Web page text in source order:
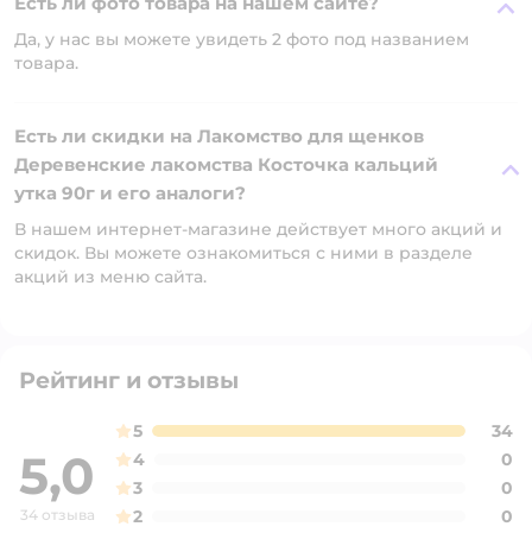
Да, у нас вы можете увидеть 2 фото под названием
товара.
Есть ли скидки на Лакомство для щенков
Деревенские лакомства Косточка кальций
утка 90г и его аналоги?
В нашем интернет-магазине действует много акций и
скидок. Вы можете ознакомиться с ними в разделе
акций из меню сайта.
Рейтинг и отзывы
5,0
34 отзыва
5
34
4
0
3
0
2
0